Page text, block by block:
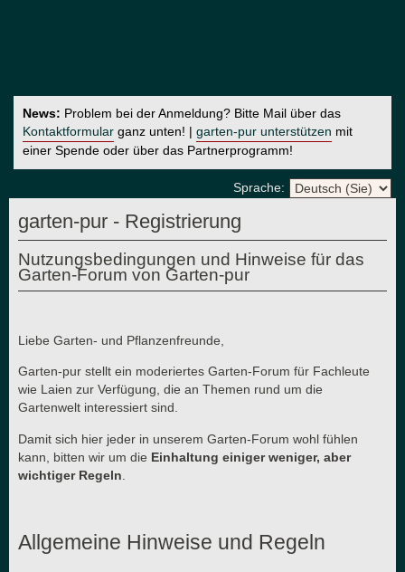
News: Problem bei der Anmeldung? Bitte Mail über das
Kontaktformular ganz unten! | garten-pur unterstützen mit
einer Spende oder über das Partnerprogramm!
Sprache:
garten-pur - Registrierung
Nutzungsbedingungen und Hinweise für das
Garten-Forum von Garten-pur
Liebe Garten- und Pflanzenfreunde,
Garten-pur stellt ein moderiertes Garten-Forum für Fachleute
wie Laien zur Verfügung, die an Themen rund um die
Gartenwelt interessiert sind.
Damit sich hier jeder in unserem Garten-Forum wohl fühlen
kann, bitten wir um die Einhaltung einiger weniger, aber
wichtiger Regeln
Allgemeine Hinweise und Regeln